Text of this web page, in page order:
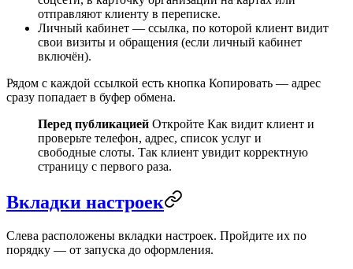
отправляют клиенту в переписке.
Личный кабинет — ссылка, по которой клиент видит
свои визиты и обращения (если личный кабинет
включён).
Рядом с каждой ссылкой есть кнопка Копировать — адрес
сразу попадает в буфер обмена.
Перед публикацией Откройте Как видит клиент и
проверьте телефон, адрес, список услуг и
свободные слоты. Так клиент увидит корректную
страницу с первого раза.
Вкладки настроек
Слева расположены вкладки настроек. Пройдите их по
порядку — от запуска до оформления.